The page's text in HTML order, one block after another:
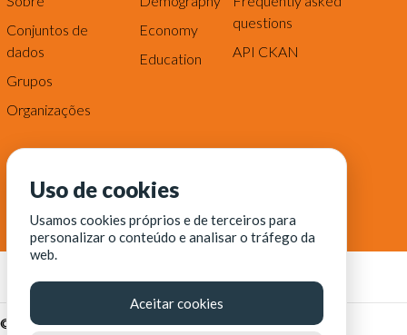
Conjuntos de
dados
Grupos
Organizações
Economy
Education
questions
API CKAN
© Fortaleza Digital || CITINOVA - Fundação de Ciência,
Uso de cookies
Usamos cookies próprios e de terceiros para
personalizar o conteúdo e analisar o tráfego da
web.
Aceitar cookies